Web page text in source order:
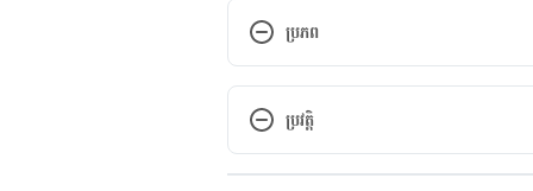
ប្រភព
What a Woman Eats Before
DNA. http://
affects-babys-genes-043014#1.
ប្រវត្តិ
កំណែ​ប្រែបច្ចុប្បន្ន